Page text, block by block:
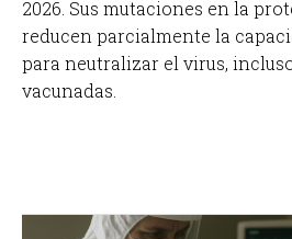
2026. Sus mutaciones en la
reducen parcialmente la
para neutralizar el virus,
vacunadas.